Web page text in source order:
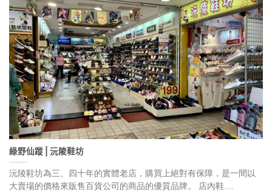
綠野仙蹤⎪沅陵鞋坊
沅陵鞋坊為三、四十年的實體老店，購買上絕對有保障，是一間以
大賣場的價格來販售百貨公司的商品的優質品牌。 店內鞋....